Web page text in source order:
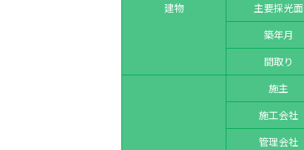
建物
主要採光面
築年月
間取り
施主
施工会社
管理会社